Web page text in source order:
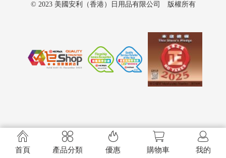
© 2023 美國安利（香港）日用品有限公司 版權所有

首頁

產品分類

優惠

購物車

我的